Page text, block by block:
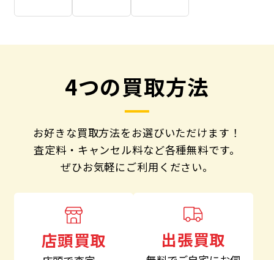
4つの買取方法
お好きな買取方法をお選びいただけます！
査定料・キャンセル料など各種無料です。
ぜひお気軽にご利用ください。
店頭買取 出張買取